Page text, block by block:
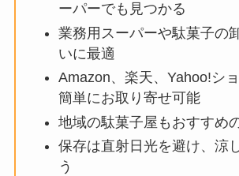
ーパーでも見つかる
業務用スーパーや駄菓子の
いに最適
Amazon、楽天、Yahoo!シ
簡単にお取り寄せ可能
地域の駄菓子屋もおすすめ
保存は直射日光を避け、涼
う